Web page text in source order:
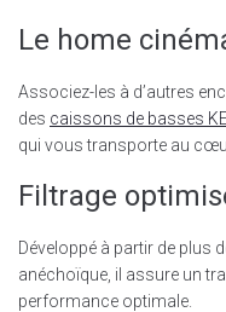
Le home
Associez-les à d’autres
des caissons de basses
qui vous transporte au
Filtrage
Développé à partir de plus
anéchoïque, il assure un
performance optimale.